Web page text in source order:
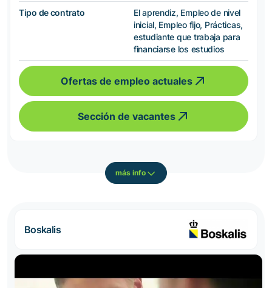
Tipo de contrato
El aprendiz, Empleo de nivel
inicial, Empleo fijo, Prácticas,
estudiante que trabaja para
financiarse los estudios
Ofertas de empleo actuales
Sección de vacantes
más info
Boskalis